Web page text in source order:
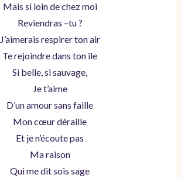
Mais si loin de chez moi
Reviendras –tu ?
J’aimerais respirer ton air
Te rejoindre dans ton île
Si belle, si sauvage,
Je t’aime
D’un amour sans faille
Mon cœur déraille
Et je n’écoute pas
Ma raison
Qui me dit sois sage